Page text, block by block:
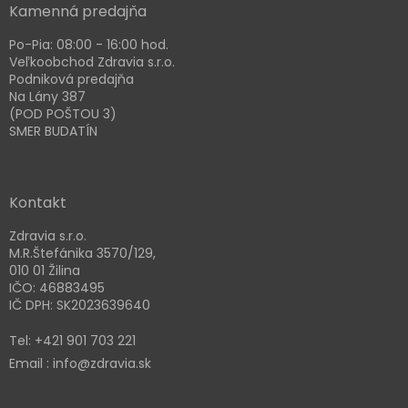
Kamenná predajňa
Po-Pia: 08:00 - 16:00 hod.
Veľkoobchod Zdravia s.r.o.
Podniková predajňa
Na Lány 387
(POD POŠTOU 3)
SMER BUDATÍN
Kontakt
Zdravia s.r.o.
M.R.Štefánika 3570/129,
010 01 Žilina
IČO: 46883495
IČ DPH: SK2023639640
Tel: +421 901 703 221
Email : info@zdravia.sk